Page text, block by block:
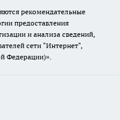
рекомендательные
предоставления
и анализа сведений,
сети "Интернет",
Федерации)».